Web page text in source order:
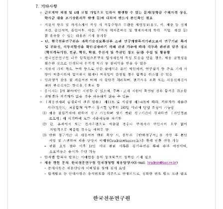
최종합격자
- 최종합격자가 임용된 이후 3개월 이내
5. 지원방법 및 제출서류
준비서류
연구원 채용사이트
- 지원서 및 자기소개
- 연구개발 실적 및 입
1차 전형 시(접수 완료자 한정)
학부 졸업증명서, 대학
- 해당 서류의 경우 자
추천서 1부(선택사항,
취업지원대상자, 장애
- 해당 서류의 경우 우
원본 서류는 최종 합격
2차·3차(발표·면접)전형(1차 전형 합격자 한정)
2차·3차 전형 발표자료
- [파일명 예시: 학생연
학부 졸업증명서, 국내